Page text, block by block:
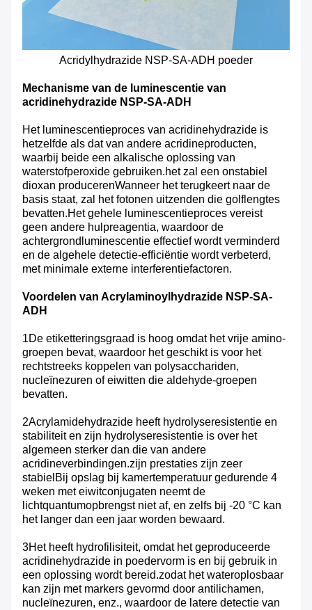
Acridylhydrazide NSP-SA-ADH poeder
Mechanisme van de luminescentie van
acridinehydrazide NSP-SA-ADH
Het luminescentieproces van acridinehydrazide is
hetzelfde als dat van andere acridineproducten,
waarbij beide een alkalische oplossing van
waterstofperoxide gebruiken.het zal een onstabiel
dioxan producerenWanneer het terugkeert naar de
basis staat, zal het fotonen uitzenden die golflengtes
bevatten.Het gehele luminescentieproces vereist
geen andere hulpreagentia, waardoor de
achtergrondluminescentie effectief wordt verminderd
en de algehele detectie-efficiëntie wordt verbeterd,
met minimale externe interferentiefactoren.
Voordelen van Acrylaminoylhydrazide NSP-SA-
ADH
1De etiketteringsgraad is hoog omdat het vrije amino-
groepen bevat, waardoor het geschikt is voor het
rechtstreeks koppelen van polysacchariden,
nucleïnezuren of eiwitten die aldehyde-groepen
bevatten.
2Acrylamidehydrazide heeft hydrolyseresistentie en
stabiliteit en zijn hydrolyseresistentie is over het
algemeen sterker dan die van andere
acridineverbindingen.zijn prestaties zijn zeer
stabielBij opslag bij kamertemperatuur gedurende 4
weken met eiwitconjugaten neemt de
lichtquantumopbrengst niet af, en zelfs bij -20 °C kan
het langer dan een jaar worden bewaard.
3Het heeft hydrofilisiteit, omdat het geproduceerde
acridinehydrazide in poedervorm is en bij gebruik in
een oplossing wordt bereid.zodat het wateroplosbaar
kan zijn met markers gevormd door antilichamen,
nucleïnezuren, enz., waardoor de latere detectie van